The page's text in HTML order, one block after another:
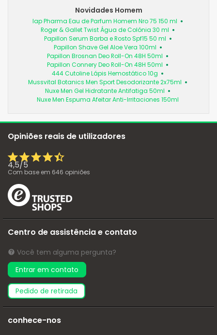
Novidades Homem
Iap Pharma Eau de Parfum Homem Nro 75 150 ml
Roger & Gallet Twist Água de Colónia 30 ml
Papillon Serum Barba e Rosto Spf15 50 ml
Papillon Shave Gel Aloe Vera 100ml
Papillon Brosnan Deo Roll-On 48H 50ml
Papillon Connery Deo Roll-On 48H 50ml
444 Cutoline Lápis Hemostático 10g
Mussvital Botanics Men Sport Desodorizante 2x75ml
Nuxe Men Gel Hidratante Antifatiga 50ml
Nuxe Men Espuma Afeitar Anti-Irritaciones 150ml
Opiniões reais de utilizadores
4,5/5
Com base em 646 opiniões
Centro de assistência e contato
Você tem alguma pergunta?
Entrar em contato
pedido de retirada
conhece-nos